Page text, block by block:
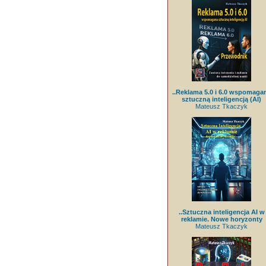
..Reklama 5.0 i 6.0
sztuczną inteligencją (AI)
Mateusz Tkaczyk
..Sztuczna inteligencja AI w
reklamie. Nowe horyzonty
Mateusz Tkaczyk